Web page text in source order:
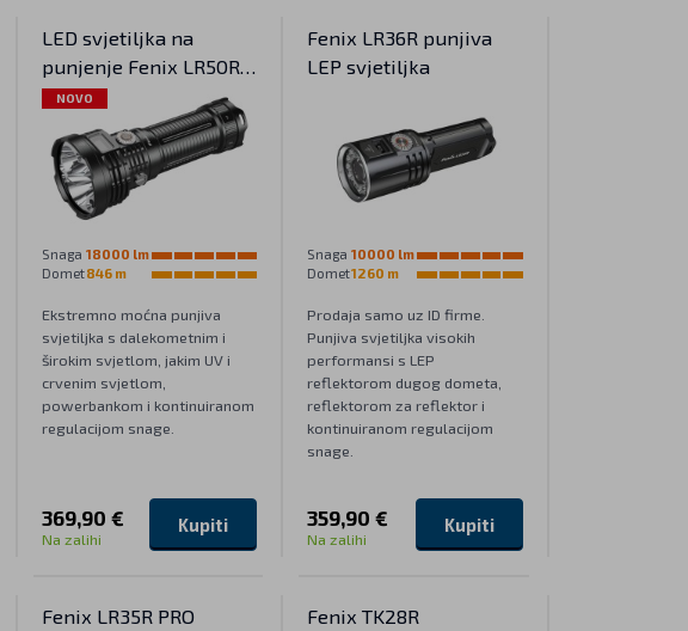
LED svjetiljka na
punjenje Fenix LR50R
V2.0
NOVO
Snaga 18000 lm
Domet846 m
Ekstremno moćna punjiva
svjetiljka s dalekometnim i
širokim svjetlom, jakim UV i
crvenim svjetlom,
powerbankom i kontinuiranom
regulacijom snage.
369,90 €
Na zalihi
Kupiti
Fenix LR36R punjiva
LEP svjetiljka
Snaga 10000 lm
Domet1260 m
Prodaja samo uz ID firme.
Punjiva svjetiljka visokih
performansi s LEP
reflektorom dugog dometa,
reflektorom za reflektor i
kontinuiranom regulacijom
snage.
359,90 €
Na zalihi
Kupiti
Fenix LR35R PRO Fenix TK28R